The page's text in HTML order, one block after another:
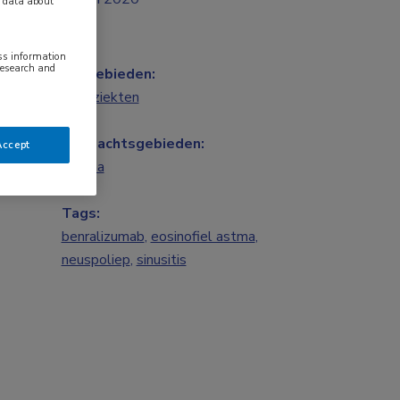
Vakgebieden:
Longziekten
Aandachtsgebieden:
Astma
Tags:
benralizumab, eosinofiel astma,
neuspoliep, sinusitis
information
and